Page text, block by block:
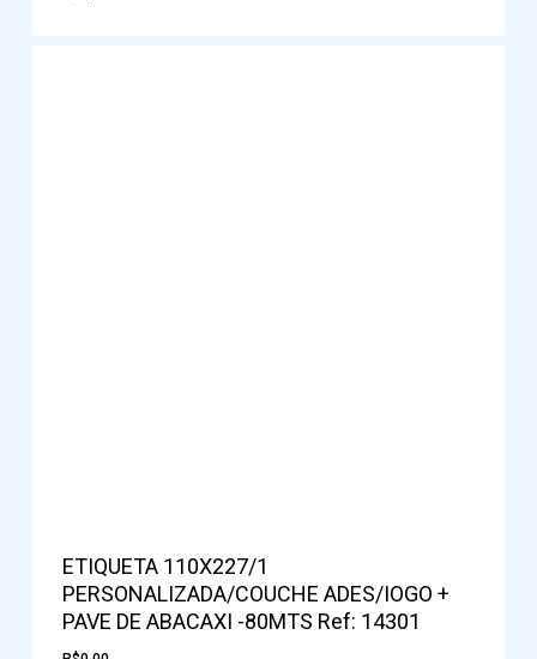
ETIQUETA 110X227/1
PERSONALIZADA/COUCHE ADES/IOGO +
PAVE DE ABACAXI -80MTS Ref: 14301